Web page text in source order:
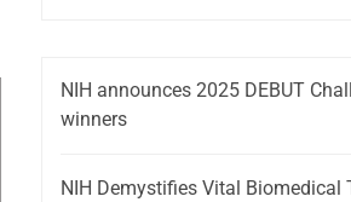
NIH announces 2025 DEBUT
winners
NIH Demystifies Vital Biomedical